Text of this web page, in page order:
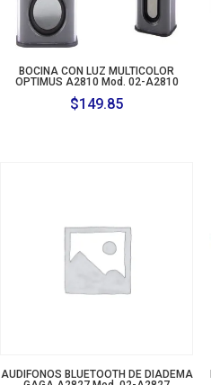
BOCINA CON LUZ MULTICOLOR
OPTIMUS A2810 Mod. 02-A2810
$149.85
AUDIFONOS BLUETOOTH DE DIADEMA